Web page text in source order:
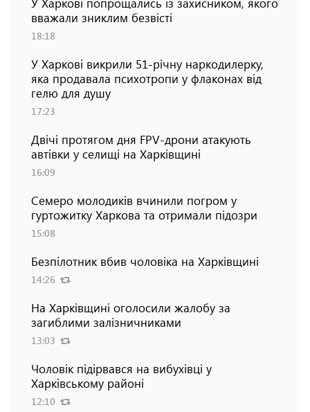
вважали зниклим безвісті
18:18
У Харкові викрили 51-річну наркодилерку,
яка продавала психотропи у флаконах від
гелю для душу
17:23
Двічі протягом дня FPV-дрони атакують
автівки у селищі на Харківщині
16:09
Семеро молодиків вчинили погром у
гуртожитку Харкова та отримали підозри
15:08
Безпілотник вбив чоловіка на Харківщині
14:26
На Харківщині оголосили жалобу за
загиблими залізничниками
13:03
Чоловік підірвався на вибухівці у
Харківському районі
12:10